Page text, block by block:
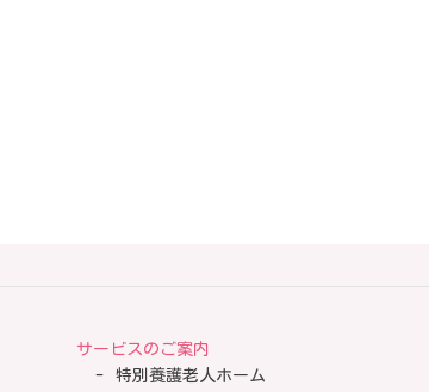
サービスのご案内
特別養護老人ホーム